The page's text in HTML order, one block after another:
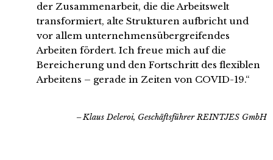
der Zusammenarbeit, die die Arbeitswelt
transformiert, alte Strukturen aufbricht und
vor allem unternehmensübergreifendes
Arbeiten fördert. Ich freue mich auf die
Bereicherung und den Fortschritt des flexiblen
Arbeitens – gerade in Zeiten von COVID-19.“
Klaus Deleroi, Geschäftsführer REINTJES GmbH